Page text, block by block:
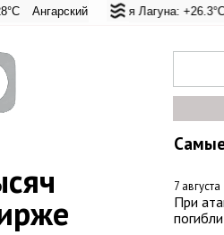
Адмиральская Лагуна: +26.3°C
перевал: +24.9°C Евпатория:
7
При